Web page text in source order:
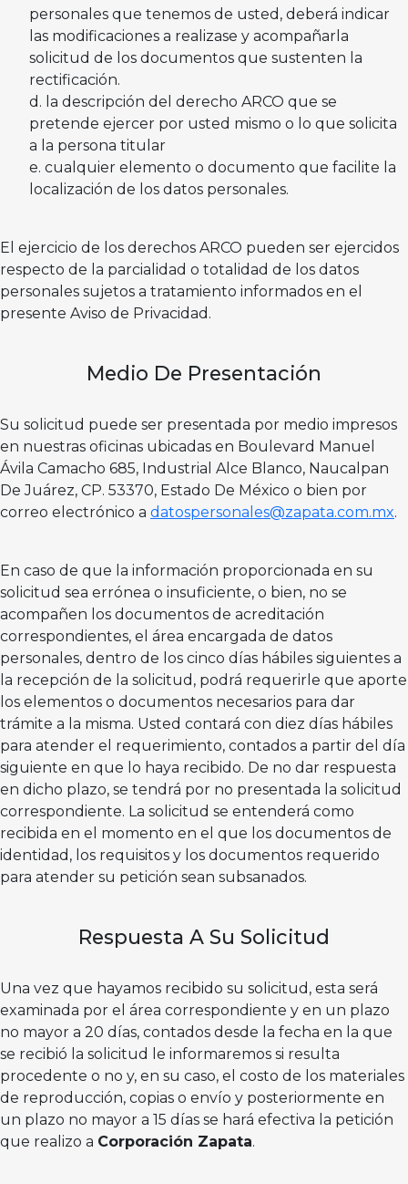
personales que tenemos de usted, deberá indicar
las modificaciones a realizase y acompañarla
solicitud de los documentos que sustenten la
rectificación.
la descripción del derecho ARCO que se
pretende ejercer por usted mismo o lo que solicita
a la persona titular
cualquier elemento o documento que facilite la
localización de los datos personales.
El ejercicio de los derechos ARCO pueden ser ejercidos
respecto de la parcialidad o totalidad de los datos
personales sujetos a tratamiento informados en el
presente Aviso de Privacidad.
Medio De Presentación
Su solicitud puede ser presentada por medio impresos
en nuestras oficinas ubicadas en Boulevard Manuel
Ávila Camacho 685, Industrial Alce Blanco, Naucalpan
De Juárez, CP. 53370, Estado De México o bien por
correo electrónico a datospersonales@zapata.com.mx.
En caso de que la información proporcionada en su
solicitud sea errónea o insuficiente, o bien, no se
acompañen los documentos de acreditación
correspondientes, el área encargada de datos
personales, dentro de los cinco días hábiles siguientes a
la recepción de la solicitud, podrá requerirle que aporte
los elementos o documentos necesarios para dar
trámite a la misma. Usted contará con diez días hábiles
para atender el requerimiento, contados a partir del día
siguiente en que lo haya recibido. De no dar respuesta
en dicho plazo, se tendrá por no presentada la solicitud
correspondiente. La solicitud se entenderá como
recibida en el momento en el que los documentos de
identidad, los requisitos y los documentos requerido
para atender su petición sean subsanados.
Respuesta A Su Solicitud
Una vez que hayamos recibido su solicitud, esta será
examinada por el área correspondiente y en un plazo
no mayor a 20 días, contados desde la fecha en la que
se recibió la solicitud le informaremos si resulta
procedente o no y, en su caso, el costo de los materiales
de reproducción, copias o envío y posteriormente en
un plazo no mayor a 15 días se hará efectiva la petición
que realizo a Corporación Zapata.